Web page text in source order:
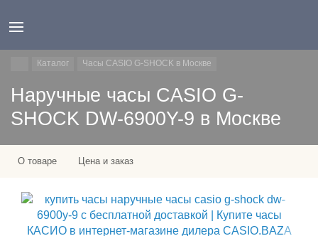
Каталог Часы CASIO G-SHOCK в Москве
Наручные часы CASIO G-
SHOCK DW-6900Y-9 в Москве
О товаре Цена и заказ